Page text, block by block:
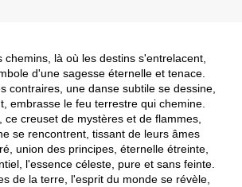
chemins, là où les destins s'entrelacent,
d'une sagesse éternelle et tenace.
contraires, une danse subtile se dessine,
embrasse le feu terrestre qui chemine.
ce creuset de mystères et de flammes,
se rencontrent, tissant de leurs âmes
union des principes, éternelle étreinte,
l'essence céleste, pure et sans feinte.
de la terre, l'esprit du monde se révèle,